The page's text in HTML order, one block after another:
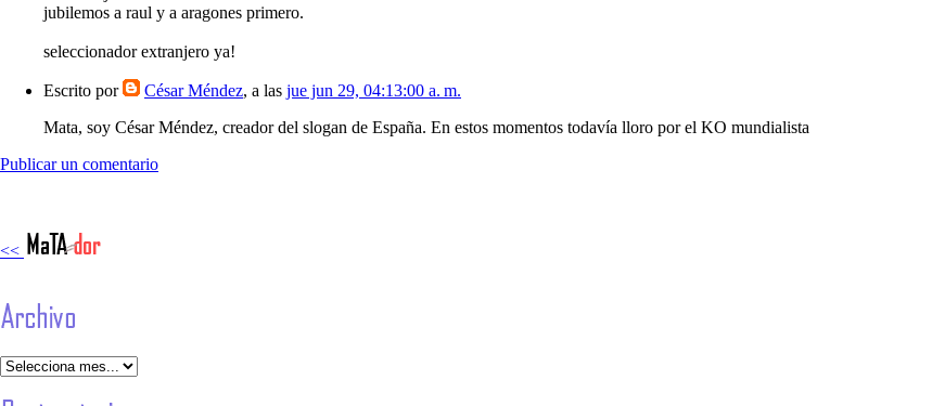
jubilemos a raul y a aragones primero.
seleccionador extranjero ya!
Escrito por César Méndez, a las jue jun 29, 04:13:00 a. m.
Mata, soy César Méndez, creador del slogan de España. En estos momentos todavía lloro por el KO mundialista
Publicar un comentario
<<